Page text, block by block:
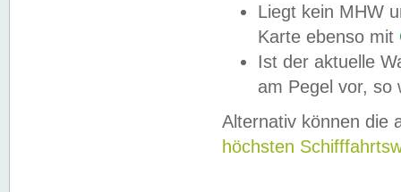
Liegt kein MHW
Karte ebenso mit
Ist der aktuelle
am Pegel vor,
Alternativ können die
höchsten